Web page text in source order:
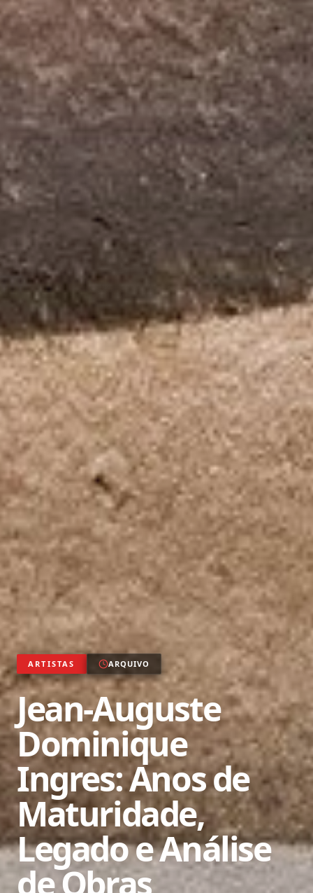
ARTISTAS ARQUIVO
Jean-Auguste
Dominique
Ingres: Anos de
Maturidade,
Legado e Análise
de Obras